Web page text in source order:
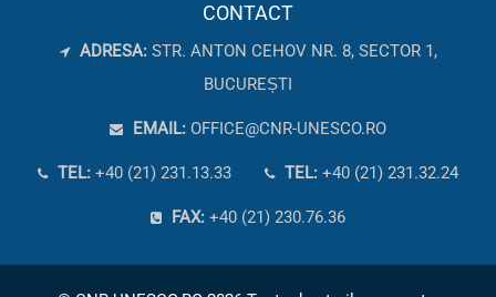
CONTACT
ADRESA: STR. ANTON CEHOV NR. 8, SECTOR 1,
BUCUREȘTI
EMAIL: OFFICE@CNR-UNESCO.RO
TEL: +40 (21) 231.13.33 TEL: +40 (21) 231.32.24
FAX: +40 (21) 230.76.36